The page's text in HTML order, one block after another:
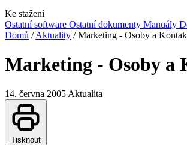
Ke stažení
Ostatní software Ostatní dokumenty Manuály
Domů / Aktuality / Marketing - Osoby a
Marketing - Osoby a
14. června 2005 Aktualita
Tisknout